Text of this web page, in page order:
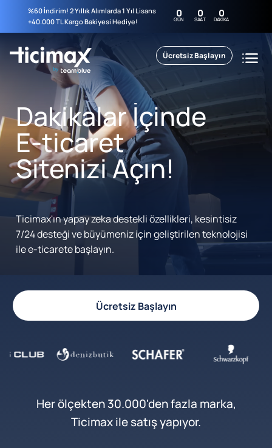
%60 İndirim! 2 Yıllık Alımlarda 1 Yıl Lisans
+40.000 TL Kargo Bakiyesi Hediye!
0
GÜN 0
SAAT 0
DAKIKA
Ücretsiz Başlayın
Dakikalar İçinde
E-ticaret
Sitenizi Açın!
Ticimax'ın yapay zeka destekli özellikleri, kesintisiz
7/24 desteği ve büyümeniz için geliştirilen teknolojisi
ile e-ticarete başlayın.
Ücretsiz Başlayın
Her ölçekten 30.000'den fazla marka,
Ticimax ile satış yapıyor.